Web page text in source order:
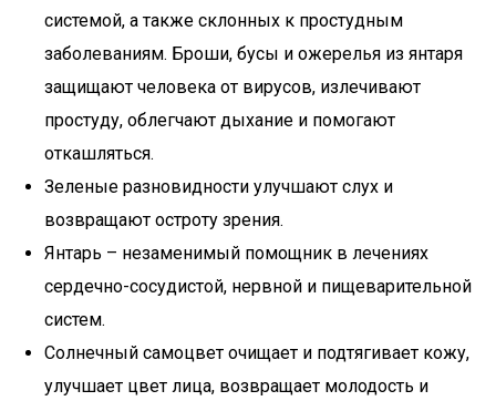
системой, а также склонных к простудным
заболеваниям. Броши, бусы и ожерелья из янтаря
защищают человека от вирусов, излечивают
простуду, облегчают дыхание и помогают
откашляться.
Зеленые разновидности улучшают слух и
возвращают остроту зрения.
Янтарь – незаменимый помощник в лечениях
сердечно-сосудистой, нервной и пищеварительной
систем.
Солнечный самоцвет очищает и подтягивает кожу,
улучшает цвет лица, возвращает молодость и